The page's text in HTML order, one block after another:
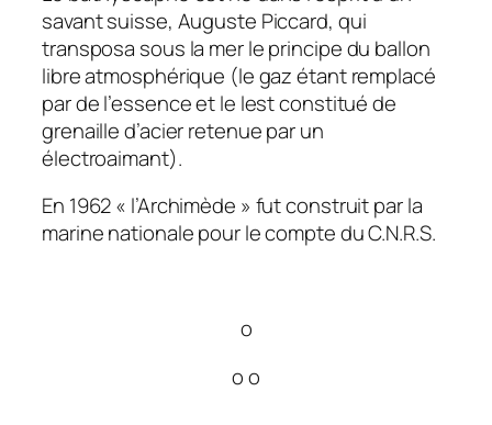
savant suisse, Auguste Piccard, qui
transposa sous la mer le principe du ballon
libre atmosphérique (le gaz étant remplacé
par de l’essence et le lest constitué de
grenaille d’acier retenue par un
électroaimant).
En 1962 « l’Archimède » fut construit par la
marine nationale pour le compte du C.N.R.S.
o
o o